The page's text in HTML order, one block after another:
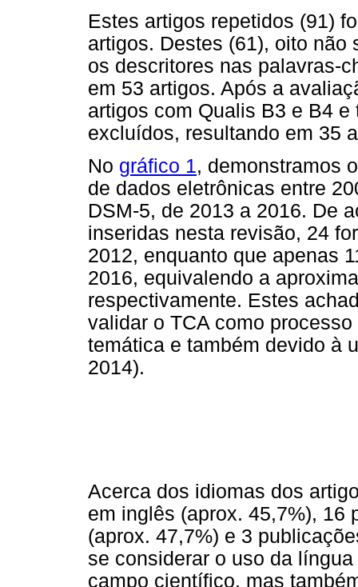
Estes artigos repetidos (91)
artigos. Destes (61), oito não
os descritores nas palavras-
em 53 artigos. Após a
artigos com Qualis B3 e B4
excluídos, resultando em 35
No gráfico 1, demonstramos
de dados eletrônicas entre
DSM-5, de 2013 a 2016. De
inseridas nesta revisão, 24
2012, enquanto que apenas
2016, equivalendo a
respectivamente. Estes
validar o TCA como
temática e também devido à
2014).
Acerca dos idiomas dos
em inglês (aprox. 45,7%), 16
(aprox. 47,7%) e 3
se considerar o uso da
campo científico, mas